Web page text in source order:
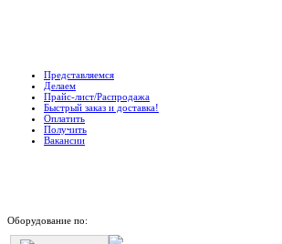
Представляемся
Делаем
Прайс-лист/Распродажа
Быстрый заказ и доставка!
Оплатить
Получить
Вакансии
Оборудование по: